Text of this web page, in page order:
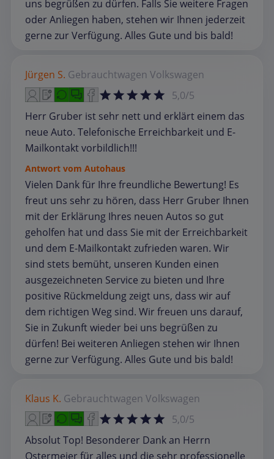
uns begrüßen zu dürfen. Falls Sie weitere Fragen
oder Anliegen haben, stehen wir Ihnen jederzeit
gerne zur Verfügung. Alles Gute und bis bald!
Jürgen S. Gebrauchtwagen Volkswagen
5,0/5
Herr Gruber ist sehr nett und erklärt einem das
neue Auto. Telefonische Erreichbarkeit und E-
Mailkontakt vorbildlich!!!
Antwort vom Autohaus
Vielen Dank für Ihre freundliche Bewertung! Es
freut uns sehr zu hören, dass Herr Gruber Ihnen
mit der Erklärung Ihres neuen Autos so gut
geholfen hat und dass Sie mit der Erreichbarkeit
und dem E-Mailkontakt zufrieden waren. Wir
sind stets bemüht, unseren Kunden einen
ausgezeichneten Service zu bieten und Ihre
positive Rückmeldung zeigt uns, dass wir auf
dem richtigen Weg sind. Wir freuen uns darauf,
Sie in Zukunft wieder bei uns begrüßen zu
dürfen! Bei weiteren Anliegen stehen wir Ihnen
gerne zur Verfügung. Alles Gute und bis bald!
Klaus K. Gebrauchtwagen Volkswagen
5,0/5
Absolut Top! Besonderer Dank an Herrn
Ostermeier für alles und die sehr professionelle